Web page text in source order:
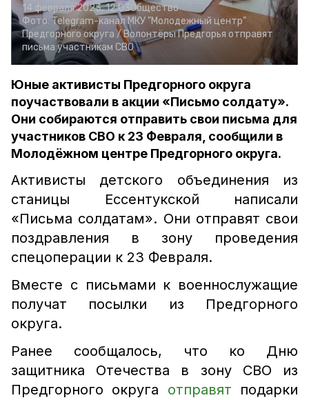
14 февраля 2023, 12:03Общество
Фото: Telegram-канал МКУ "Молодежный центр"
Предгорного округа /Волонтёры Предгорья отправят
письма участникам СВО
Юные активисты Предгорного округа
поучаствовали в акции «Письмо солдату».
Они собираются отправить свои письма для
участников СВО к 23 Февраля, сообщили в
Молодёжном центре Предгорного округа.
Активисты детского объединения из
станицы Ессентукской написали
«Письма солдатам». Они отправят свои
поздравления в зону проведения
спецоперации к 23 Февраля.
Вместе с письмами к военнослужащие
получат посылки из Предгорного
округа.
Ранее сообщалось, что ко Дню
защитника Отечества в зону СВО из
Предгорного округа отправят подарки